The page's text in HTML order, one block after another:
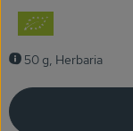
Feinkost
Süßes & Snacks
50 g, Herbaria